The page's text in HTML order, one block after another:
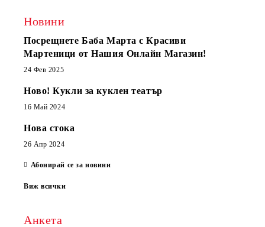
Новини
Посрещнете Баба Марта с Красиви
Мартеници от Нашия Онлайн Магазин!
24 Фев 2025
Ново! Кукли за куклен театър
16 Май 2024
Нова стока
26 Апр 2024
Абонирай се за новини
Виж всички
Анкета